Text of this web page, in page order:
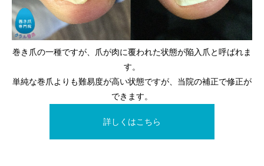
巻き爪の一種ですが、爪が肉に覆われた状態が陥入爪と呼ばれま
す。
単純な巻爪よりも難易度が高い状態ですが、当院の補正で修正が
できます。
詳しくはこちら